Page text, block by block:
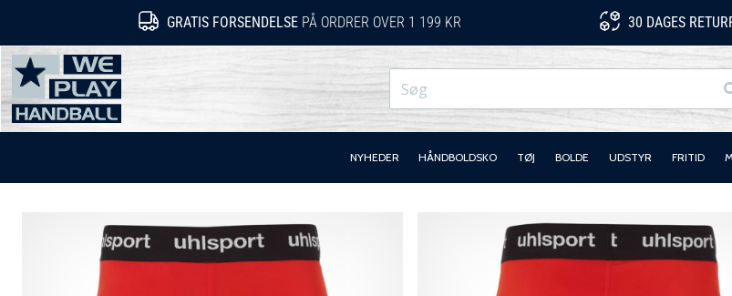
GRATIS FORSENDELSE PÅ ORDRER OVER 1 199 KR 30 DAGES
WePlayHandball.dk
NYHEDER HÅNDBOLDSKO TØJ BOLDE UDSTYR FRITID